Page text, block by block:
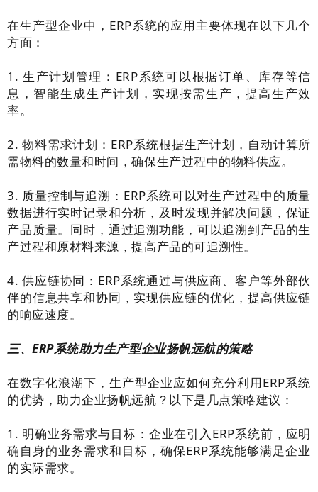
在生产型企业中，ERP系统的应用主要体现在以下几个
方面：
1. 生产计划管理：ERP系统可以根据订单、库存等信
息，智能生成生产计划，实现按需生产，提高生产效
率。
2. 物料需求计划：ERP系统根据生产计划，自动计算所
需物料的数量和时间，确保生产过程中的物料供应。
3. 质量控制与追溯：ERP系统可以对生产过程中的质量
数据进行实时记录和分析，及时发现并解决问题，保证
产品质量。同时，通过追溯功能，可以追溯到产品的生
产过程和原材料来源，提高产品的可追溯性。
4. 供应链协同：ERP系统通过与供应商、客户等外部伙
伴的信息共享和协同，实现供应链的优化，提高供应链
的响应速度。
三、ERP系统助力生产型企业扬帆远航的策略
在数字化浪潮下，生产型企业应如何充分利用ERP系统
的优势，助力企业扬帆远航？以下是几点策略建议：
1. 明确业务需求与目标：企业在引入ERP系统前，应明
确自身的业务需求和目标，确保ERP系统能够满足企业
的实际需求。